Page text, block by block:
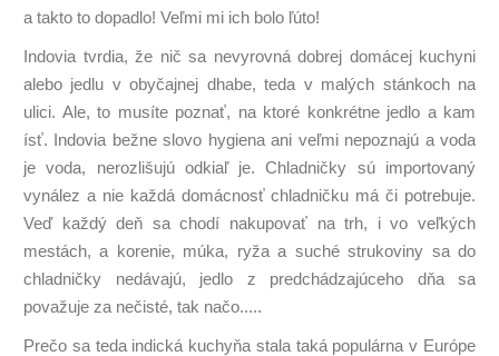
a takto to dopadlo! Veľmi mi ich bolo ľúto!
Indovia tvrdia, že nič sa nevyrovná dobrej domácej kuchyni
alebo jedlu v obyčajnej dhabe, teda v malých stánkoch na
ulici. Ale, to musíte poznať, na ktoré konkrétne jedlo a kam
ísť. Indovia bežne slovo hygiena ani veľmi nepoznajú a voda
je voda, nerozlišujú odkiaľ je. Chladničky sú importovaný
vynález a nie každá domácnosť chladničku má či potrebuje.
Veď každý deň sa chodí nakupovať na trh, i vo veľkých
mestách, a korenie, múka, ryža a suché strukoviny sa do
chladničky nedávajú, jedlo z predchádzajúceho dňa sa
považuje za nečisté, tak načo.....
Prečo sa teda indická kuchyňa stala taká populárna v Európe